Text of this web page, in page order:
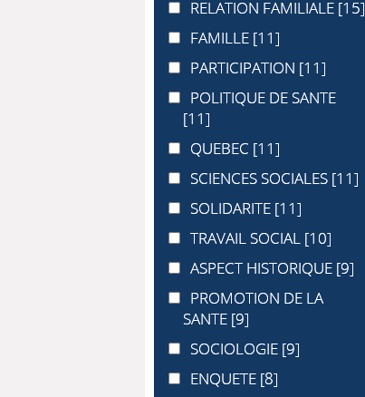
RELATION FAMILIALE
RELATION FAMILIALE [15]
FAMILLE
FAMILLE [11]
PARTICIPATION
PARTICIPATION [11]
POLITIQUE DE SANTE
POLITIQUE DE SANTE
[11]
QUEBEC
QUEBEC [11]
SCIENCES SOCIALES
SCIENCES SOCIALES [11]
SOLIDARITE
SOLIDARITE [11]
TRAVAIL SOCIAL
TRAVAIL SOCIAL [10]
ASPECT HISTORIQUE
ASPECT HISTORIQUE [9]
PROMOTION DE LA SANTE
PROMOTION DE LA
SANTE [9]
SOCIOLOGIE
SOCIOLOGIE [9]
ENQUETE
ENQUETE [8]